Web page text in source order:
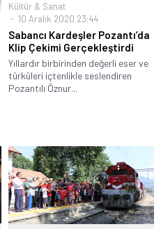
Kültür & Sanat
10 Aralık 2020 23:44
Sabancı Kardeşler Pozantı’da
Klip Çekimi Gerçekleştirdi
Yıllardır birbirinden değerli eser ve
türküleri içtenlikle seslendiren
Pozantılı Öznur...